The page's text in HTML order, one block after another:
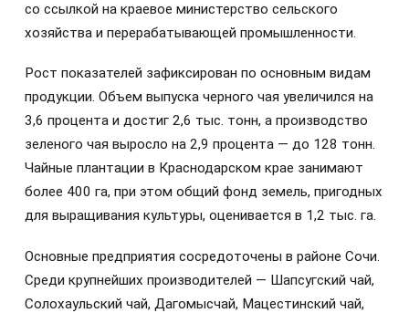
со ссылкой на краевое министерство сельского
хозяйства и перерабатывающей промышленности.
Рост показателей зафиксирован по основным видам
продукции. Объем выпуска черного чая увеличился на
3,6 процента и достиг 2,6 тыс. тонн, а производство
зеленого чая выросло на 2,9 процента — до 128 тонн.
Чайные плантации в Краснодарском крае занимают
более 400 га, при этом общий фонд земель, пригодных
для выращивания культуры, оценивается в 1,2 тыс. га.
Основные предприятия сосредоточены в районе Сочи.
Среди крупнейших производителей — Шапсугский чай,
Солохаульский чай, Дагомысчай, Мацестинский чай,